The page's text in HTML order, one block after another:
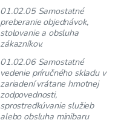
01.02.05 Samostatné
preberanie objednávok,
stolovanie a obsluha
zákazníkov.
01.02.06 Samostatné
vedenie príručného skladu v
zariadení vrátane hmotnej
zodpovednosti,
sprostredkúvanie služieb
alebo obsluha minibaru